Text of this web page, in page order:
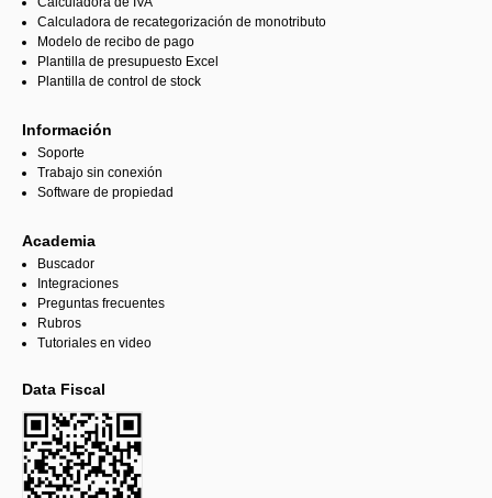
Calculadora de recategorización de monotributo
Modelo de recibo de pago
Plantilla de presupuesto Excel
Plantilla de control de stock
Información
Soporte
Trabajo sin conexión
Software de propiedad
Academia
Buscador
Integraciones
Preguntas frecuentes
Rubros
Tutoriales en video
Data Fiscal